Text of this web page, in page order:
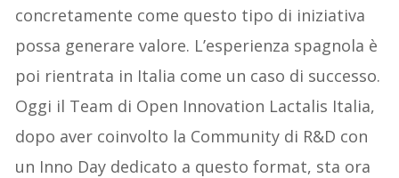
concretamente come questo tipo di iniziativa
possa generare valore. L’esperienza spagnola è
poi rientrata in Italia come un caso di successo.
Oggi il Team di Open Innovation Lactalis Italia,
dopo aver coinvolto la Community di R&D con
un Inno Day dedicato a questo format, sta ora